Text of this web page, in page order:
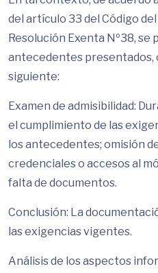
del artículo 33 del Código
Resolución Exenta Nº38, se
antecedentes presentados,
siguiente:
Examen de admisibilidad:
el cumplimiento de las
los antecedentes; omisión
credenciales o accesos al
falta de documentos.
Conclusión: La
las exigencias vigentes.
Análisis de los aspectos